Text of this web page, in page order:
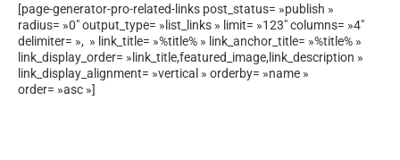
[page-generator-pro-related-links post_status= »publish »
radius= »0″ output_type= »list_links » limit= »123″ columns= »4″
delimiter= », » link_title= »%title% » link_anchor_title= »%title% »
link_display_order= »link_title,featured_image,link_description »
link_display_alignment= »vertical » orderby= »name »
order= »asc »]